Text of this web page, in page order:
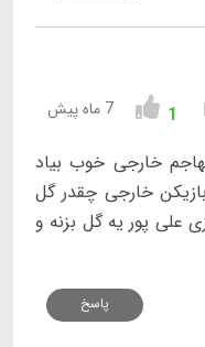
1 7 ماه پیش
خارجی خوب بیاد
بازیکن خارجی چقدر گل
علی پور یه گل بزنه و
پاسخ